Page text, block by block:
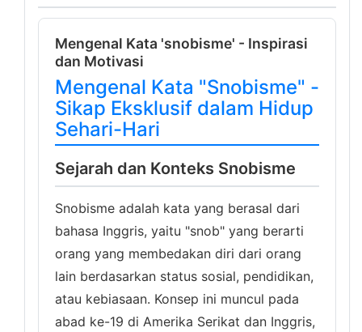
Mengenal Kata 'snobisme' - Inspirasi
dan Motivasi
Mengenal Kata "Snobisme" -
Sikap Eksklusif dalam Hidup
Sehari-Hari
Sejarah dan Konteks Snobisme
Snobisme adalah kata yang berasal dari
bahasa Inggris, yaitu "snob" yang berarti
orang yang membedakan diri dari orang
lain berdasarkan status sosial, pendidikan,
atau kebiasaan. Konsep ini muncul pada
abad ke-19 di Amerika Serikat dan Inggris,